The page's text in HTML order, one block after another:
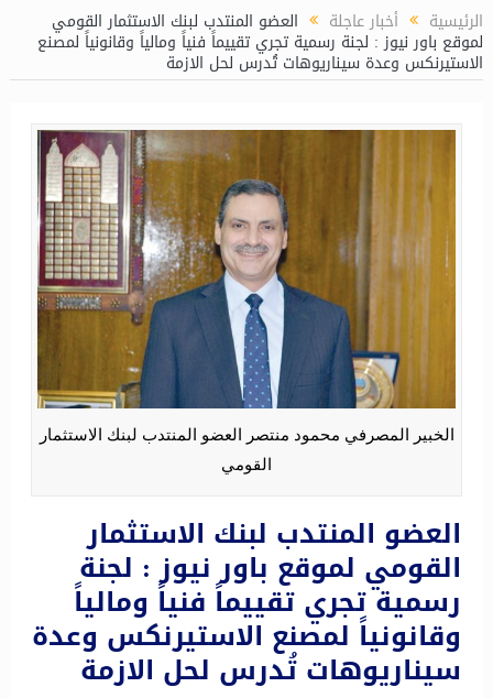
الرئيسية أخبار عاجلة العضو المنتدب لبنك الاستثمار القومي
لموقع باور نيوز : لجنة رسمية تجري تقييماً فنياً ومالياً وقانونياً لمصنع
الاستيرنكس وعدة سيناريوهات تُدرس لحل الازمة
الخبير المصرفي محمود منتصر العضو المنتدب لبنك الاستثمار
القومي
العضو المنتدب لبنك الاستثمار
القومي لموقع باور نيوز : لجنة
رسمية تجري تقييماً فنياً ومالياً
وقانونياً لمصنع الاستيرنكس وعدة
سيناريوهات تُدرس لحل الازمة